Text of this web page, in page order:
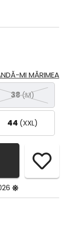
MI MĂRIMEA
38(M)
44 (XXL)